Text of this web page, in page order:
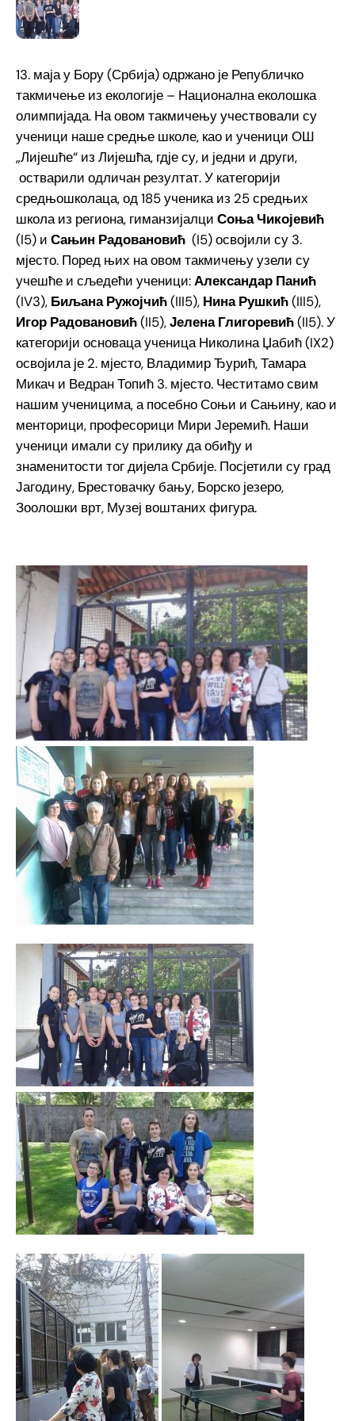
13. маја у Бору (Србија) одржано је Републичко
такмичење из екологије – Национална еколошка
олимпијада. На овом такмичењу учествовали су
ученици наше средње школе, као и ученици ОШ
„Лијешће“ из Лијешћа, гдје су, и једни и други,
остварили одличан резултат. У категорији
средњошколаца, од 185 ученика из 25 средњих
школа из региона, гиманзијалци Соња Чикојевић
(I5) и Сањин Радовановић (I5) освојили су 3.
мјесто. Поред њих на овом такмичењу узели су
учешће и сљедећи ученици:Александар Панић
(IV3), Биљана Ружојчић(III5), Нина Рушкић(III5),
Игор Радовановић(II5),Јелена Глигоревић(II5). У
категорији основаца ученица Николина Џабић (IX2)
освојила је 2. мјесто, Владимир Ђурић, Тамара
Микач и Ведран Топић 3. мјесто. Честитамо свим
нашим ученицима, а посебно Соњи и Сањину, као и
менторици, професорици Мири Јеремић. Наши
ученици имали су прилику да обиђу и
знаменитости тог дијела Србије. Посјетили су град
Јагодину, Брестовачку бању, Борско језеро,
Зоолошки врт, Музеј воштаних фигура.